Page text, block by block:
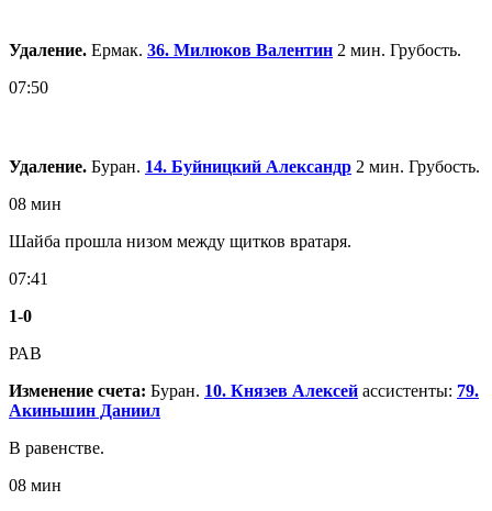
Удаление. Ермак. 36. Милюков Валентин 2 мин. Грубость.
07:50
Удаление. Буран. 14. Буйницкий Александр 2 мин. Грубость.
08 мин
Шайба прошла низом между щитков вратаря.
07:41
1-0
РАВ
Изменение счета: Буран. 10. Князев Алексей ассистенты: 79.
Акиньшин Даниил
В равенстве.
08 мин